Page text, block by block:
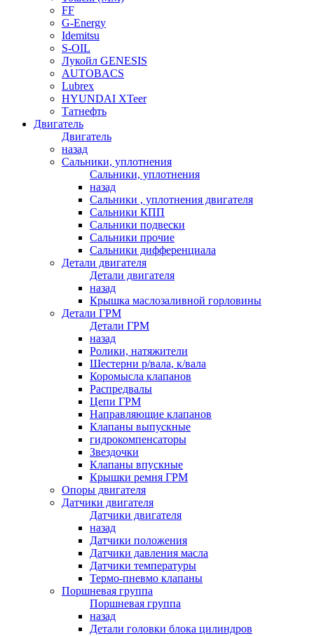
FF
G-Energy
Idemitsu
S-OIL
Лукойл GENESIS
AUTOBACS
Lubrex
HYUNDAI XTeer
Татнефть
Двигатель
Двигатель
назад
Сальники, уплотнения
Сальники, уплотнения
назад
Сальники , уплотнения двигателя
Сальники КПП
Сальники подвески
Сальники прочие
Сальники дифференциала
Детали двигателя
Детали двигателя
назад
Крышка маслозаливной горловины
Детали ГРМ
Детали ГРМ
назад
Ролики, натяжители
Шестерни р/вала, к/вала
Коромысла клапанов
Распредвалы
Цепи ГРМ
Направляющие клапанов
Клапаны выпускные
гидрокомпенсаторы
Звездочки
Клапаны впускные
Крышки ремня ГРМ
Опоры двигателя
Датчики двигателя
Датчики двигателя
назад
Датчики положения
Датчики давления масла
Датчики температуры
Термо-пневмо клапаны
Поршневая группа
Поршневая группа
назад
Детали головки блока цилиндров